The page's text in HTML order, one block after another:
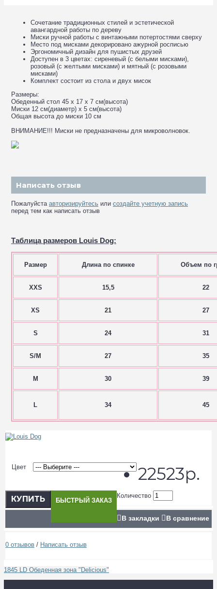
Сочетание традиционных стилей и эстетической
авангардной работы по дереву
Миски ручной работы с винтажными потертостями сверху
Место под мисками декорировано ажурной росписью
Эргономичный дизайн для пушистых друзей
Доступен в 3 цветах: сиреневый (с белыми мисками),
розовый (с желтыми мисками) и мятный (с розовыми
мисками)
Комплект состоит из стола и двух мисок
Размеры:
Обеденный стол 45 x 17 x 7 см(высота)
Миски 12 см(диаметр) x 5 см(высота)
Общая высота до миски 10 см
ВНИМАНИЕ!!! Миски не предназначены для микроволновок.
Написать отзыв
Пожалуйста авторизируйтесь или создайте учетную запись
перед тем как написать отзыв
Таблица размеров Louis Dog:
Размер Длина по спинке Объем по
XXS 15,5 22
XS 21 27
S 24 31
S/M 27 35
M 30 39
L 34 45
Цвет 22523р.
Количество
КУПИТЬ БЫСТРЫЙ ЗАКАЗ
В закладки В сравнение
0 отзывов / Написать отзыв
1845 LD Обеденная зона "Delicious"